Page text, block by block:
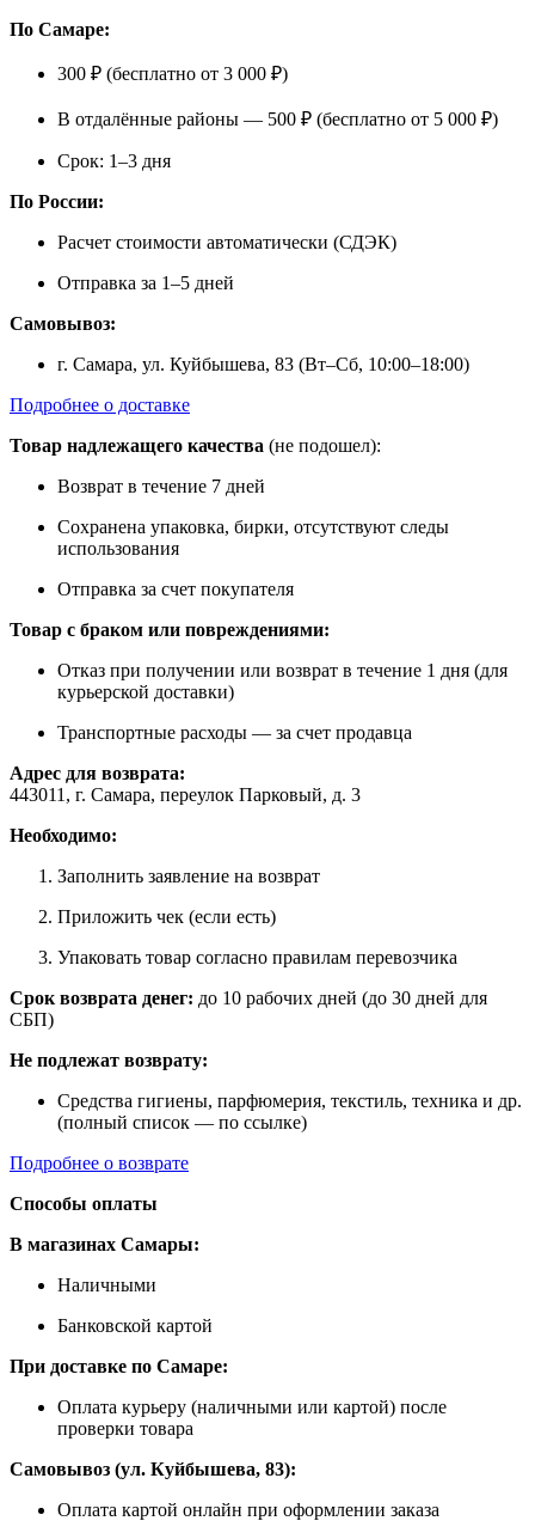
По Самаре:
300 ₽ (бесплатно от 3 000 ₽)
В отдалённые районы — 500 ₽ (бесплатно от 5 000 ₽)
Срок: 1–3 дня
По России:
Расчет стоимости автоматически (СДЭК)
Отправка за 1–5 дней
Самовывоз:
г. Самара, ул. Куйбышева, 83 (Вт–Сб, 10:00–18:00)
Подробнее о доставке
Товар надлежащего качества (не подошел):
Возврат в течение 7 дней
Сохранена упаковка, бирки, отсутствуют следы
использования
Отправка за счет покупателя
Товар с браком или повреждениями:
Отказ при получении или возврат в течение 1 дня (для
курьерской доставки)
Транспортные расходы — за счет продавца
Адрес для возврата:
443011, г. Самара, переулок Парковый, д. 3
Необходимо:
Заполнить заявление на возврат
Приложить чек (если есть)
Упаковать товар согласно правилам перевозчика
Срок возврата денег: до 10 рабочих дней (до 30 дней для
СБП)
Не подлежат возврату:
Средства гигиены, парфюмерия, текстиль, техника и др.
(полный список — по ссылке)
Подробнее о возврате
Способы оплаты
В магазинах Самары:
Наличными
Банковской картой
При доставке по Самаре:
Оплата курьеру (наличными или картой) после
проверки товара
Самовывоз (ул. Куйбышева, 83):
Оплата картой онлайн при оформлении заказа